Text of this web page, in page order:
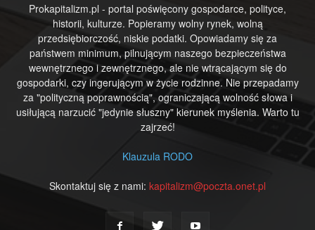
Prokapitalizm.pl - portal poświęcony gospodarce, polityce,
historii, kulturze. Popieramy wolny rynek, wolną
przedsiębiorczość, niskie podatki. Opowiadamy się za
państwem minimum, pilnującym naszego bezpieczeństwa
wewnętrznego i zewnętrznego, ale nie wtrącającym się do
gospodarki, czy ingerującym w życie rodzinne. Nie przepadamy
za "polityczną poprawnością", ograniczającą wolność słowa i
usiłującą narzucić "jedynie słuszny" kierunek myślenia. Warto tu
zajrzeć!
Klauzula RODO
Skontaktuj się z nami: kapitalizm@poczta.onet.pl